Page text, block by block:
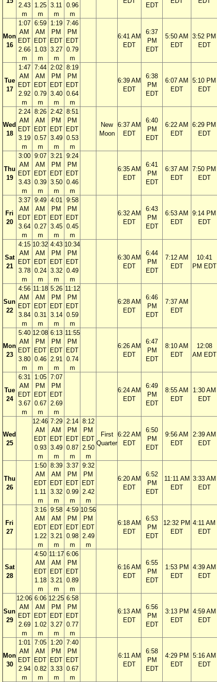
2.43
m
1.25
m
3.11
m
0.96
m
EDT
Mon
16
1:07
AM
EDT
2.66
m
6:59
AM
EDT
1.03
m
1:19
PM
EDT
3.27
m
7:46
PM
EDT
0.79
m
6:41 AM
EDT
6:37
PM
EDT
5:50 AM
EDT
3:52 PM
EDT
Tue
17
1:47
AM
EDT
2.92
m
7:44
AM
EDT
0.79
m
2:02
PM
EDT
3.40
m
8:19
PM
EDT
0.64
m
6:39 AM
EDT
6:38
PM
EDT
6:07 AM
EDT
5:10 PM
EDT
Wed
18
2:24
AM
EDT
3.19
m
8:26
AM
EDT
0.57
m
2:42
PM
EDT
3.49
m
8:51
PM
EDT
0.53
m
New
Moon
6:37 AM
EDT
6:40
PM
EDT
6:22 AM
EDT
6:29 PM
EDT
Thu
19
3:00
AM
EDT
3.43
m
9:07
AM
EDT
0.39
m
3:21
PM
EDT
3.50
m
9:24
PM
EDT
0.46
m
6:35 AM
EDT
6:41
PM
EDT
6:37 AM
EDT
7:50 PM
EDT
Fri
20
3:37
AM
EDT
3.64
m
9:49
AM
EDT
0.27
m
4:01
PM
EDT
3.45
m
9:58
PM
EDT
0.45
m
6:32 AM
EDT
6:43
PM
EDT
6:53 AM
EDT
9:14 PM
EDT
Sat
21
4:15
AM
EDT
3.78
m
10:32
AM
EDT
0.24
m
4:43
PM
EDT
3.32
m
10:34
PM
EDT
0.49
m
6:30 AM
EDT
6:44
PM
EDT
7:12 AM
EDT
10:41
PM EDT
Sun
22
4:56
AM
EDT
3.84
m
11:18
AM
EDT
0.31
m
5:26
PM
EDT
3.14
m
11:12
PM
EDT
0.59
m
6:28 AM
EDT
6:46
PM
EDT
7:37 AM
EDT
Mon
23
5:40
AM
EDT
3.80
m
12:08
PM
EDT
0.46
m
6:13
PM
EDT
2.91
m
11:55
PM
EDT
0.74
m
6:26 AM
EDT
6:47
PM
EDT
8:10 AM
EDT
12:08
AM EDT
Tue
24
6:31
AM
EDT
3.67
m
1:05
PM
EDT
0.67
m
7:07
PM
EDT
2.69
m
6:24 AM
EDT
6:49
PM
EDT
8:55 AM
EDT
1:30 AM
EDT
Wed
25
12:46
AM
EDT
0.93
m
7:29
AM
EDT
3.49
m
2:14
PM
EDT
0.87
m
8:12
PM
EDT
2.50
m
First
Quarter
6:22 AM
EDT
6:50
PM
EDT
9:56 AM
EDT
2:39 AM
EDT
Thu
26
1:50
AM
EDT
1.11
m
8:39
AM
EDT
3.32
m
3:37
PM
EDT
0.99
m
9:32
PM
EDT
2.42
m
6:20 AM
EDT
6:52
PM
EDT
11:11 AM
EDT
3:33 AM
EDT
Fri
27
3:16
AM
EDT
1.22
m
9:58
AM
EDT
3.21
m
4:59
PM
EDT
0.98
m
10:56
PM
EDT
2.49
m
6:18 AM
EDT
6:53
PM
EDT
12:32 PM
EDT
4:11 AM
EDT
Sat
28
4:50
AM
EDT
1.18
m
11:17
AM
EDT
3.21
m
6:06
PM
EDT
0.89
m
6:16 AM
EDT
6:55
PM
EDT
1:53 PM
EDT
4:39 AM
EDT
Sun
29
12:06
AM
EDT
2.69
m
6:06
AM
EDT
1.02
m
12:25
PM
EDT
3.27
m
6:58
PM
EDT
0.77
m
6:13 AM
EDT
6:56
PM
EDT
3:13 PM
EDT
4:59 AM
EDT
Mon
30
1:01
AM
EDT
2.94
m
7:05
AM
EDT
0.82
m
1:20
PM
EDT
3.33
m
7:40
PM
EDT
0.67
m
6:11 AM
EDT
6:58
PM
EDT
4:29 PM
EDT
5:16 AM
EDT